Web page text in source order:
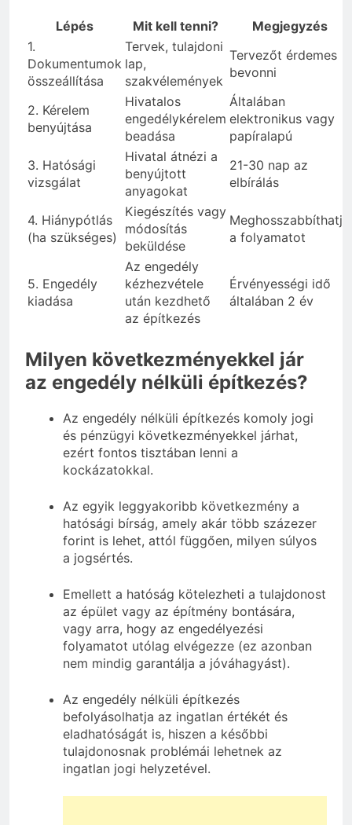
Lépés Mit kell tenni?
Megjegyzés
1.
Dokumentumok
összeállítása
Tervek, tulajdoni
lap,
szakvélemények
Tervezőt érdemes
bevonni
2. Kérelem
benyújtása
Hivatalos
engedélykérelem
beadása
Általában
elektronikus vagy
papíralapú
3. Hatósági
vizsgálat
Hivatal átnézi a
benyújtott
anyagokat
21-30 nap az
elbírálás
4. Hiánypótlás
(ha szükséges)
Kiegészítés vagy
módosítás
beküldése
Meghosszabbíthatja
a folyamatot
5. Engedély
kiadása
Az engedély
kézhezvétele
után kezdhető
az építkezés
Érvényességi idő
általában 2 év
Milyen következményekkel jár
az engedély nélküli építkezés?
Az engedély nélküli építkezés komoly jogi
és pénzügyi következményekkel járhat,
ezért fontos tisztában lenni a
kockázatokkal.
Az egyik leggyakoribb következmény a
hatósági bírság, amely akár több százezer
forint is lehet, attól függően, milyen súlyos
a jogsértés.
Emellett a hatóság kötelezheti a tulajdonost
az épület vagy az építmény bontására,
vagy arra, hogy az engedélyezési
folyamatot utólag elvégezze (ez azonban
nem mindig garantálja a jóváhagyást).
Az engedély nélküli építkezés
befolyásolhatja az ingatlan értékét és
eladhatóságát is, hiszen a későbbi
tulajdonosnak problémái lehetnek az
ingatlan jogi helyzetével.